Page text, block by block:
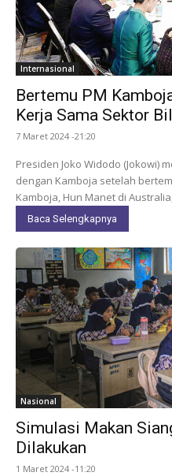
Internasional
Bertemu PM
Kerja Sama Sektor
7 Maret 2024 -21:20
Presiden Joko Widodo (Jokowi)
dengan Kamboja setelah
Kamboja, Hun Manet di
Baca Selengkapnya
Nasional
Simulasi Makan
Dilakukan
1 Maret 2024 -11:20